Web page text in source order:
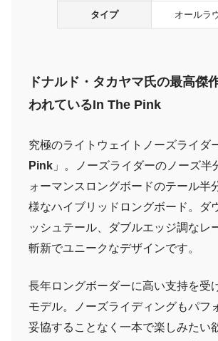
タイプ オールラ
ドナルド・タカヤマ氏の最高傑
われているIn The Pink
究極のライトウェイトノーズライダ
Pink 」。ノーズライダーのノーズ半
ォーマンスロングボードのテール半
様なハイブリッドロングボード。ダ
ッシュテール、ダブルエッジ調なレ
斬新でユニークなデザインです。
長年ロングボーダーに高い支持を受
モデル。ノーズライディングもパフ
妥協することなく一本で楽しみたい